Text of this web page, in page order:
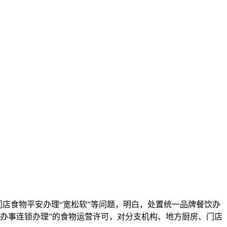
物平安办理“宽松软”等问题，明白，处置统一品牌餐饮办
事连锁办理”的食物运营许可，对分支机构、地方厨房、门店